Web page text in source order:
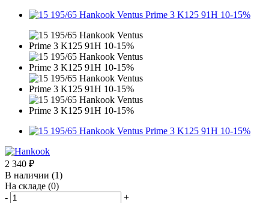
2 340 ₽
В наличии (1)
На складе (0)
-
+